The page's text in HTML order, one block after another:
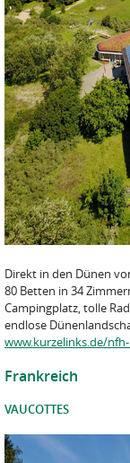
Direkt in den Dünen
80 Betten in 34
Campingplatz, tolle
endlose
www.kurzelinks.de/
Frankreich
VAUCOTTES